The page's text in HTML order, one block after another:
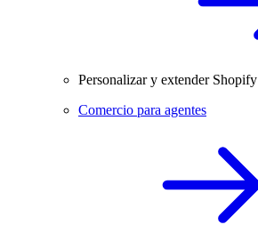
Personalizar y extender Shopify
Comercio para agentes